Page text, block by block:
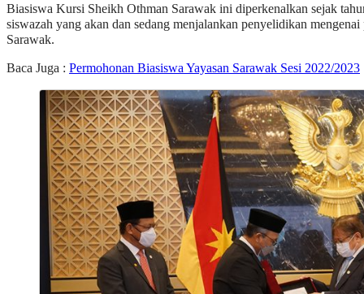
Biasiswa Kursi Sheikh Othman Sarawak ini diperkenalkan sejak
siswazah yang akan dan sedang menjalankan penyelidikan
Sarawak.
Baca Juga : Permohonan Biasiswa Yayasan Sarawak Sesi 2022/2023